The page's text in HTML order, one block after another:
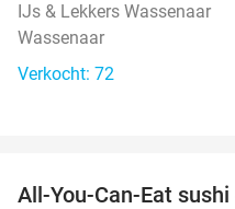
IJs & Lekkers Wassenaar
Wassenaar
Verkocht: 72
All-You-Can-Eat